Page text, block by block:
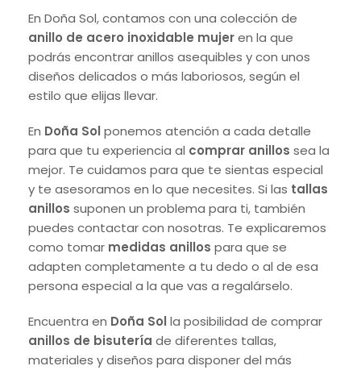
En Doña Sol, contamos con una colección de
anillo de acero inoxidable mujeren la que
podrás encontrar anillos asequibles y con unos
diseños delicados o más laboriosos, según el
estilo que elijas llevar.
En Doña Sol ponemos atención a cada detalle
para que tu experiencia al comprar anillos sea la
mejor. Te cuidamos para que te sientas especial
y te asesoramos en lo que necesites. Si las tallas
anillos suponen un problema para ti, también
puedes contactar con nosotras. Te explicaremos
como tomar medidas anillos para que se
adapten completamente a tu dedo o al de esa
persona especial a la que vas a regalárselo.
Encuentra en Doña Sol la posibilidad de comprar
anillos de bisuteríade diferentes tallas,
materiales y diseños para disponer del más